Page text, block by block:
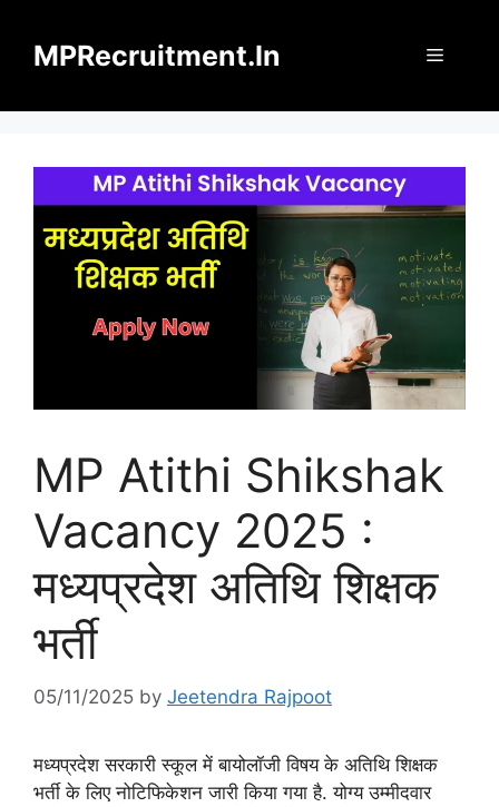
contentMPRecruitment.In Menu
MP Atithi Shikshak
Vacancy 2025 :
मध्यप्रदेश अतिथि शिक्षक
भर्ती
05/11/2025 by Jeetendra Rajpoot
मध्यप्रदेश सरकारी स्कूल में बायोलॉजी विषय के अतिथि शिक्षक
भर्ती के लिए नोटिफिकेशन जारी किया गया है. योग्य उम्मीदवार